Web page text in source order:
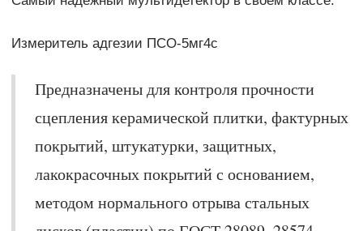
Измеритель адгезии ПСО-5мг4с
Предназначены для контроля прочности
сцепления керамической плитки, фактурных
покрытий, штукатурки, защитных,
лакокрасочных покрытий с основанием,
методом нормального отрыва стальных